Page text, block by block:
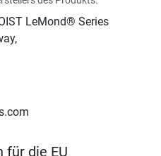
LeMond® Series
für die EU